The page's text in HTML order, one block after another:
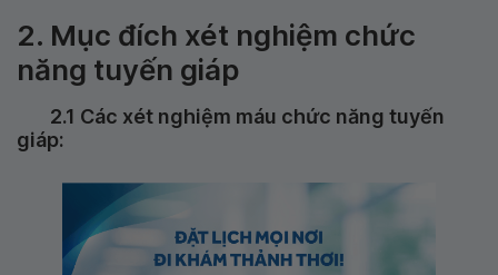
2. Mục đích xét nghiệm chức
năng tuyến giáp
2.1 Các xét nghiệm máu chức năng tuyến
giáp: